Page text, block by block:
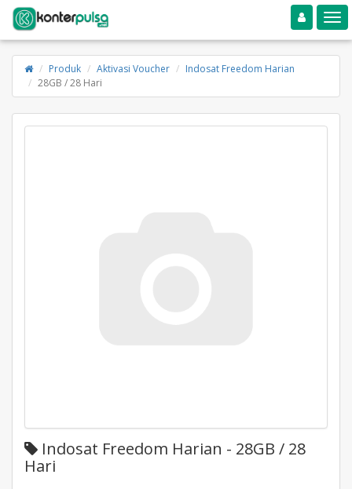
Toggle navigation
Produk Aktivasi Voucher
Indosat Freedom Harian
28GB / 28 Hari
Indosat Freedom Harian - 28GB / 28
Hari